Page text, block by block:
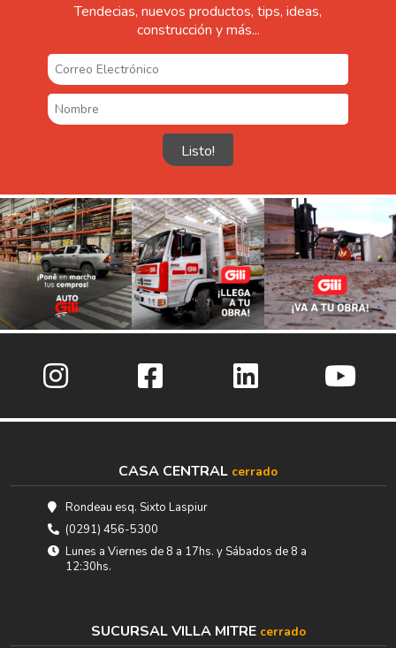
Tendecias, nuevos productos, tips, ideas,
construcción y más...
CASA CENTRAL cerrado
Rondeau esq. Sixto Laspiur
(0291) 456-5300
Lunes a Viernes de 8 a 17hs. y Sábados de 8 a
12:30hs.
SUCURSAL VILLA MITRE cerrado